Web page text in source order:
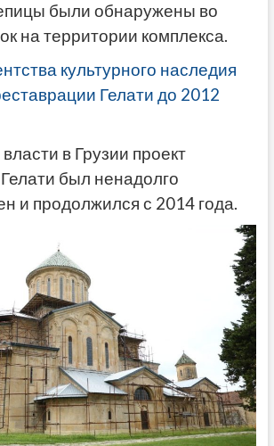
были обнаружены во
на территории комплекса.
культурного наследия
Гелати до 2012
в Грузии проект
был ненадолго
и продолжился с 2014 года.